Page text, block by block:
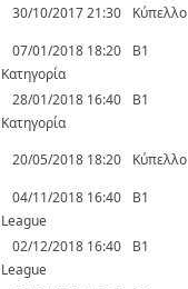
30/10/2017 21:30 Κύπελλο
07/01/2018 18:20
Β1
Κατηγορία
28/01/2018 16:40
Β1
Κατηγορία
20/05/2018 18:20 Κύπελλο
04/11/2018 16:40
B1
League
02/12/2018 16:40
B1
League